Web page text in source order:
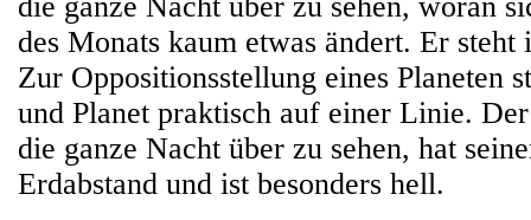
des Monats kaum etwas ändert. Er
Zur Oppositionsstellung eines Planeten
und Planet praktisch auf einer Linie.
die ganze Nacht über zu sehen, hat
Erdabstand und ist besonders hell.